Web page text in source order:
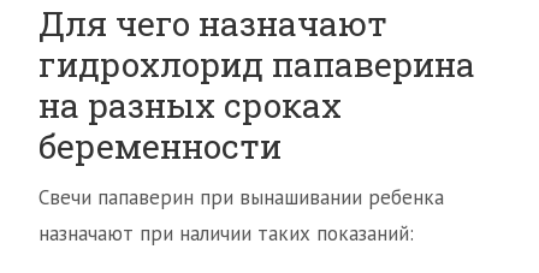
Для чего назначают
гидрохлорид папаверина
на разных сроках
беременности
Свечи папаверин при вынашивании ребенка
назначают при наличии таких показаний: